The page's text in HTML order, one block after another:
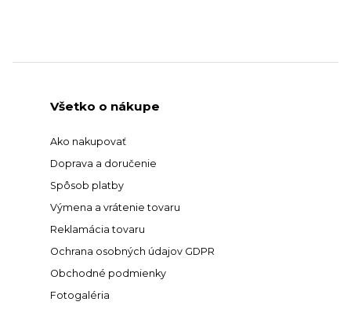
Všetko o nákupe
Ako nakupovať
Doprava a doručenie
Spôsob platby
Výmena a vrátenie tovaru
Reklamácia tovaru
Ochrana osobných údajov GDPR
Obchodné podmienky
Fotogaléria